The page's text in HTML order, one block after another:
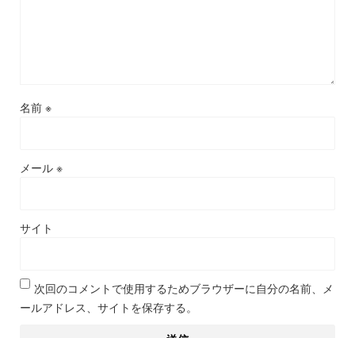
名前 ※
メール ※
サイト
次回のコメントで使用するためブラウザーに自分の名前、メ
ールアドレス、サイトを保存する。